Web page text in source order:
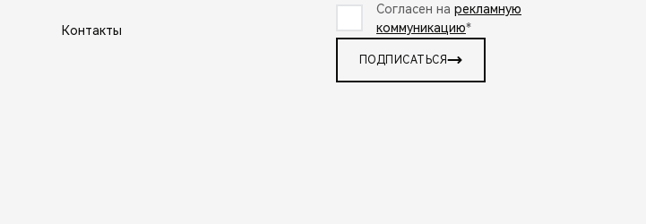
Контакты
Согласен на рекламную
коммуникацию*
ПОДПИСАТЬСЯ